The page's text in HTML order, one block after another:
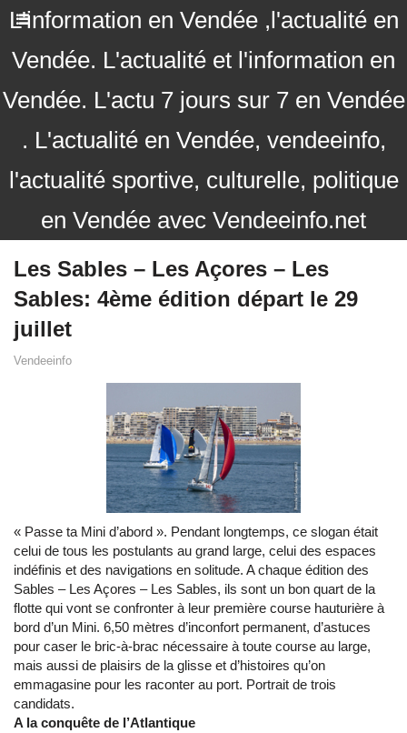
L'information en Vendée ,l'actualité en
Vendée. L'actualité et l'information en
Vendée. L'actu 7 jours sur 7 en Vendée
. L'actualité en Vendée, vendeeinfo,
l'actualité sportive, culturelle, politique
en Vendée avec Vendeeinfo.net
Les Sables – Les Açores – Les
Sables: 4ème édition départ le 29
juillet
Vendeeinfo
« Passe ta Mini d’abord ». Pendant longtemps, ce slogan était
celui de tous les postulants au grand large, celui des espaces
indéfinis et des navigations en solitude. A chaque édition des
Sables – Les Açores – Les Sables, ils sont un bon quart de la
flotte qui vont se confronter à leur première course hauturière à
bord d’un Mini. 6,50 mètres d’inconfort permanent, d’astuces
pour caser le bric-à-brac nécessaire à toute course au large,
mais aussi de plaisirs de la glisse et d’histoires qu’on
emmagasine pour les raconter au port. Portrait de trois
candidats.
A la conquête de l’Atlantique